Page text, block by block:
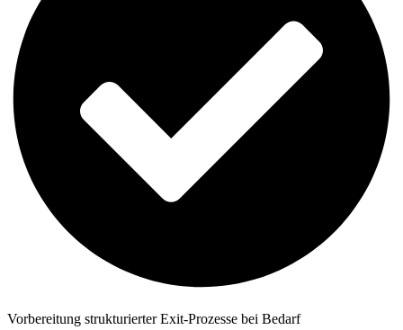
Vorbereitung strukturierter Exit-Prozesse bei Bedarf